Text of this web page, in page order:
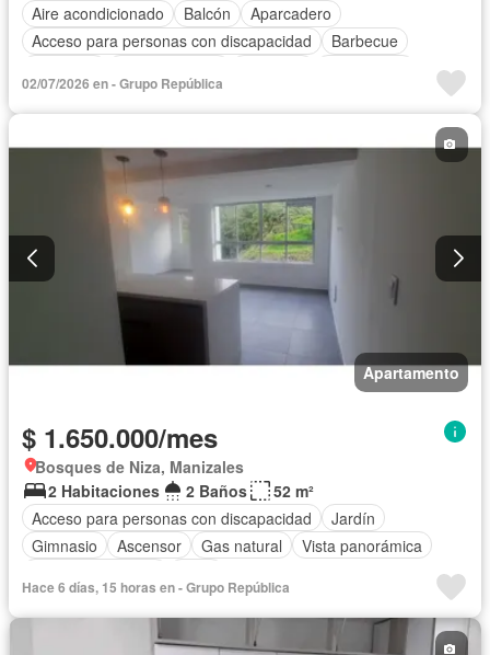
Aire acondicionado
Balcón
Aparcadero
Acceso para personas con discapacidad
Barbecue
Vista panorámica
Sauna
02/07/2026 en - Grupo República
Apartamento
$ 1.650.000/mes
Bosques de Niza, Manizales
2 Habitaciones
2 Baños
52 m²
Acceso para personas con discapacidad
Jardín
Gimnasio
Ascensor Gas natural
Vista panorámica
Hace 6 días, 15 horas en - Grupo República